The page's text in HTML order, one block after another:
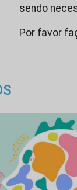
sendo
Por favor